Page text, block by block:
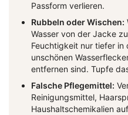
Passform verlieren.
Rubbeln oder Wischen:
Wasser von der Jacke
Feuchtigkeit nur tiefer in
unschönen
entfernen sind. Tupfe
Falsche Pflegemittel:
Reinigungsmittel,
Haushaltschemikalien